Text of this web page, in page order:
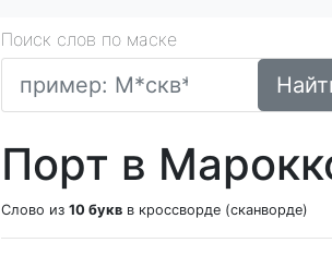
Поиск слов по маске
Порт в
Слово из 10 букв в кроссворде (сканворде)